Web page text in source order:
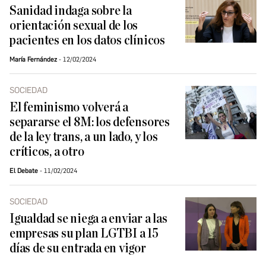
Sanidad indaga sobre la
orientación sexual de los
pacientes en los datos clínicos
María Fernández 12/02/2024
SOCIEDAD
El feminismo volverá a
separarse el 8M: los defensores
de la ley trans, a un lado, y los
críticos, a otro
El Debate 11/02/2024
SOCIEDAD
Igualdad se niega a enviar a las
empresas su plan LGTBI a 15
días de su entrada en vigor